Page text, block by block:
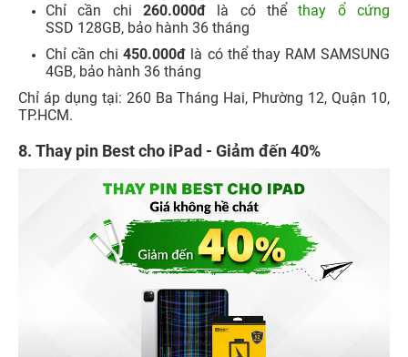
Chỉ cần chi 260.000đ là có thểthay ổ cứng
SSD 128GB, bảo hành 36 tháng
Chỉ cần chi450.000đ là có thể thay RAM SAMSUNG
4GB, bảo hành 36 tháng
Chỉ áp dụng tại: 260 Ba Tháng Hai, Phường 12, Quận 10,
TP.HCM.
8. Thay pin Best cho iPad - Giảm đến 40%